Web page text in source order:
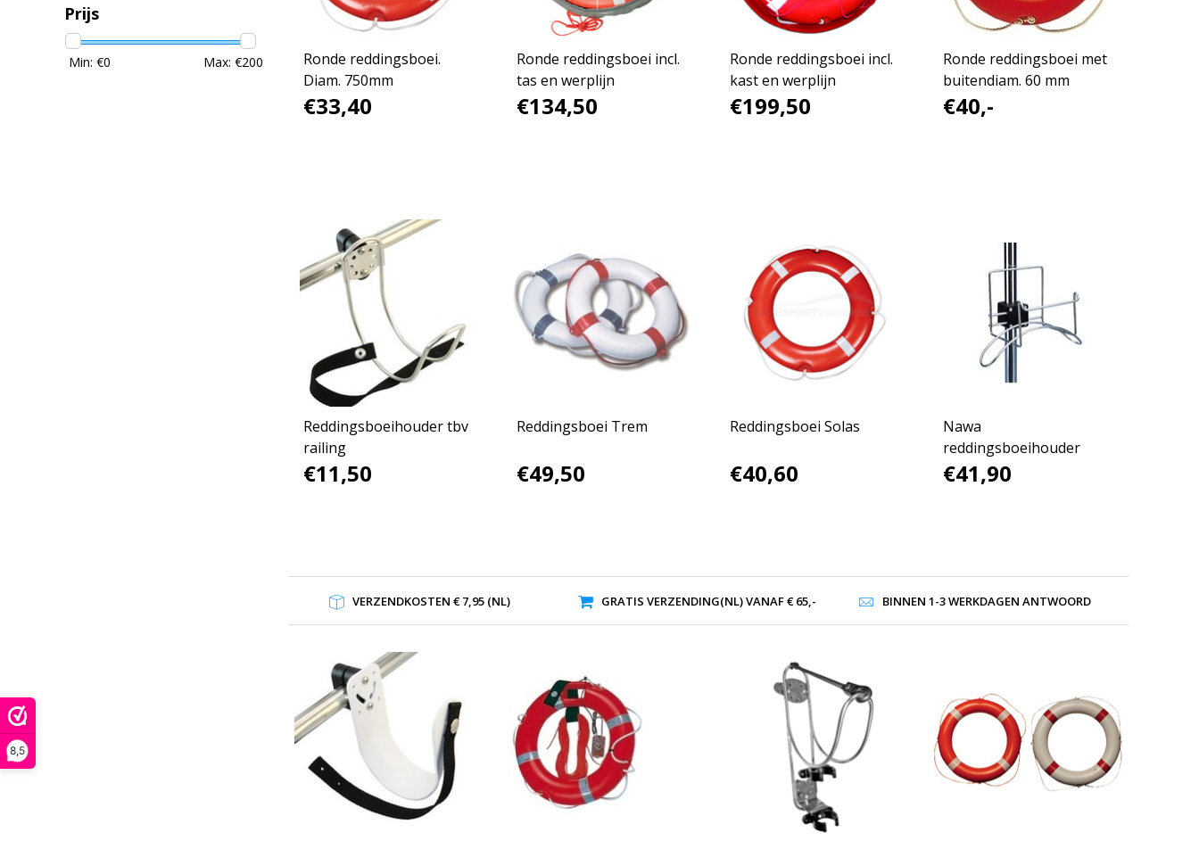
8,5
Prijs
Min: €0 Max: €200
Ronde reddingsboei.
Diam. 750mm
€33,40
Ronde reddingsboei incl.
tas en werplijn
€134,50
Ronde reddingsboei incl.
kast en werplijn
€199,50
Ronde reddingsboei met
buitendiam. 60 mm
€40,-
Reddingsboeihouder tbv
railing
€11,50
Reddingsboei Trem
€49,50
Reddingsboei Solas
€40,60
Nawa
reddingsboeihouder
€41,90
VERZENDKOSTEN € 7,95 (NL) GRATIS VERZENDING(NL) VANAF € 65,- BINNEN 1-3 WERKDAGEN ANTWOORD